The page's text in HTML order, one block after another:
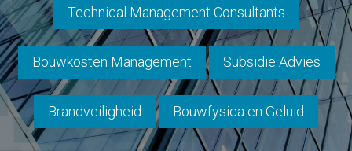
navigatie
PROJECTEN
OVER M3E
NIEUWS
Technical Management Consultants
Bouwkosten Management Subsidie Advies
Brandveiligheid Bouwfysica en Geluid